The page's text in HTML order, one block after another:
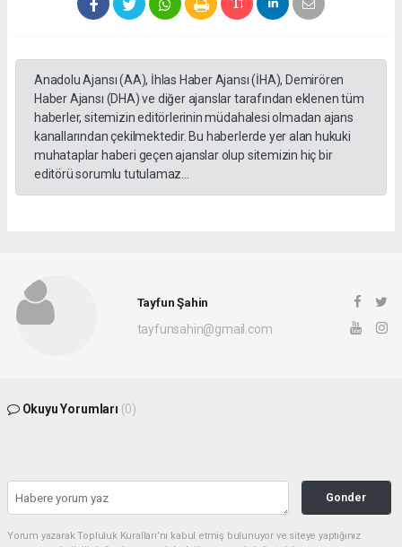
Anadolu Ajansı (AA), İhlas Haber Ajansı (İHA), Demirören
Haber Ajansı (DHA) ve diğer ajanslar tarafından eklenen tüm
haberler, sitemizin editörlerinin müdahalesi olmadan ajans
kanallarından çekilmektedir. Bu haberlerde yer alan hukuki
muhataplar haberi geçen ajanslar olup sitemizin hiç bir
editörü sorumlu tutulamaz...
Tayfun Şahin
tayfunsahin@gmail.com
Okuyu Yorumları (0)
Gonder
Yorum yazarak Topluluk Kuralları’nı kabul etmiş bulunuyor ve siteye yaptığınız